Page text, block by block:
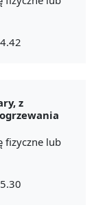
z
fizyczne lub